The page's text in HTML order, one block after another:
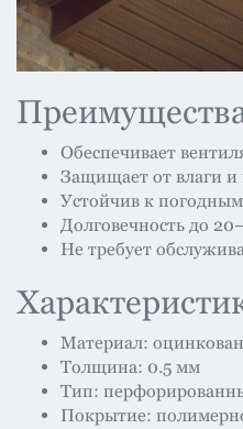
Обеспечивает
Защищает от влаги и
Устойчив к
Долговечность до
Не требует
Материал:
Толщина: 0.5 мм
Тип:
Покрытие: